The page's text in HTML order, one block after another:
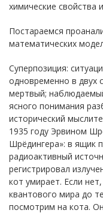
химические свойства
Постараемся
математических
Суперпозиция:
одновременно в двух
мертвый;
ясного понимания
исторический
1935 году Эрвином
Шрёдингера»: в ящик
радиоактивный
регистрировал
кот умирает. Если
квантового мира до
посмотрим на кота.